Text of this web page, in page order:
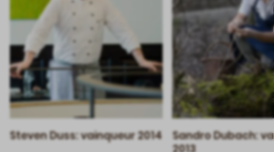
Steven Duss: vainqueur 2014
Sandro Dubach: